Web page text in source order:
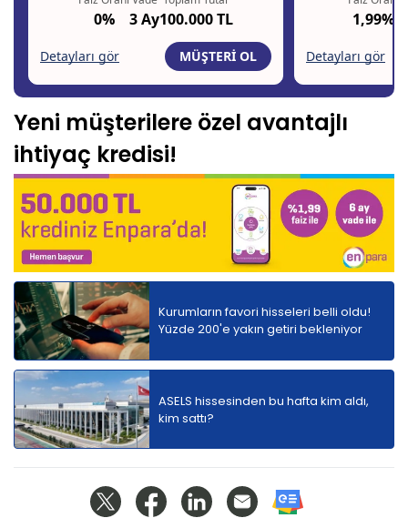
Yeni müşterilere özel avantajlı
ihtiyaç kredisi!
Kurumların favori hisseleri belli oldu!
Yüzde 200'e yakın getiri bekleniyor
ASELS hissesinden bu hafta kim aldı,
kim sattı?